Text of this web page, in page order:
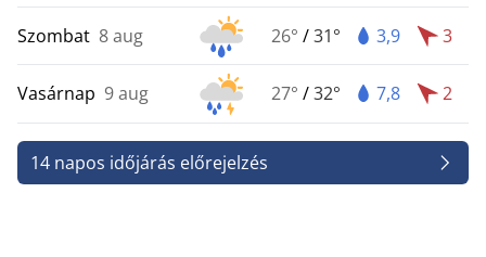
Szombat 8 aug 26° /31° 3,9 3
Vasárnap 9 aug 27° /32° 7,8 2
14 napos időjárás előrejelzés